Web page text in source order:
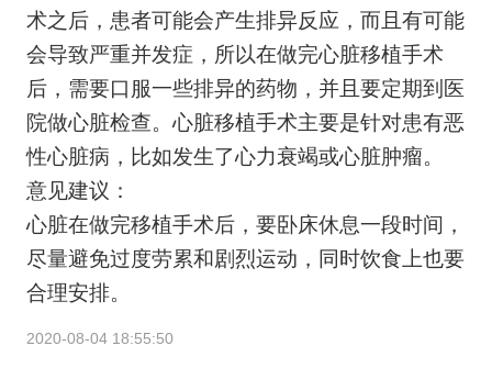
术之后，患者可能会产生排异反应，而且有可能
会导致严重并发症，所以在做完心脏移植手术
后，需要口服一些排异的药物，并且要定期到医
院做心脏检查。心脏移植手术主要是针对患有恶
性心脏病，比如发生了心力衰竭或心脏肿瘤。
意见建议：
心脏在做完移植手术后，要卧床休息一段时间，
尽量避免过度劳累和剧烈运动，同时饮食上也要
合理安排。
2020-08-04 18:55:50